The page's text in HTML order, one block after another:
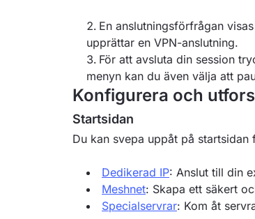
En anslutningsförfrågan
upprättar en VPN-anslutning.
För att avsluta din session
menyn kan du även välja att
Konfigurera och
Startsidan
Du kan svepa uppåt på
Dedikerad IP: Anslut till din
Meshnet: Skapa ett säkert
Specialservrar: Kom åt